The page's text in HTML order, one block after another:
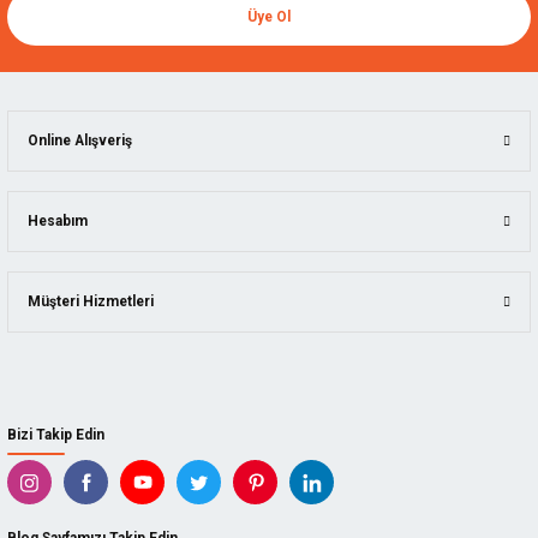
Üye Ol
Bizi Takip Edin
Online Alışveriş
Hesabım
Müşteri Hizmetleri